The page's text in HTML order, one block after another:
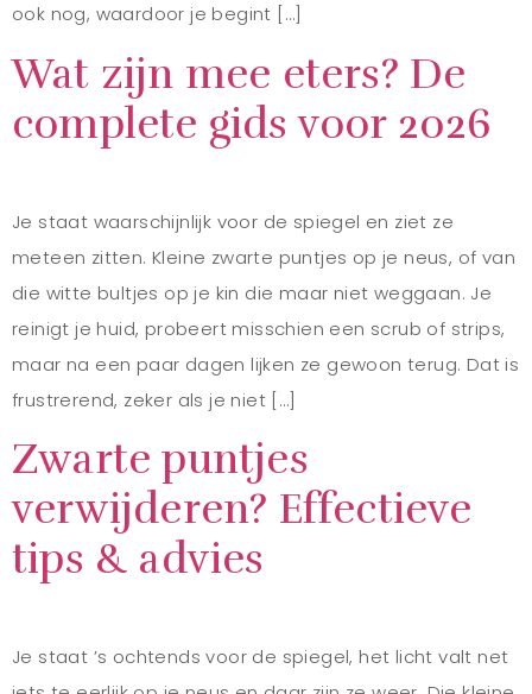
ook nog, waardoor je begint […]
Wat zijn mee eters? De
complete gids voor 2026
Je staat waarschijnlijk voor de spiegel en ziet ze
meteen zitten. Kleine zwarte puntjes op je neus, of van
die witte bultjes op je kin die maar niet weggaan. Je
reinigt je huid, probeert misschien een scrub of strips,
maar na een paar dagen lijken ze gewoon terug. Dat is
frustrerend, zeker als je niet […]
Zwarte puntjes
verwijderen? Effectieve
tips & advies
Je staat ’s ochtends voor de spiegel, het licht valt net